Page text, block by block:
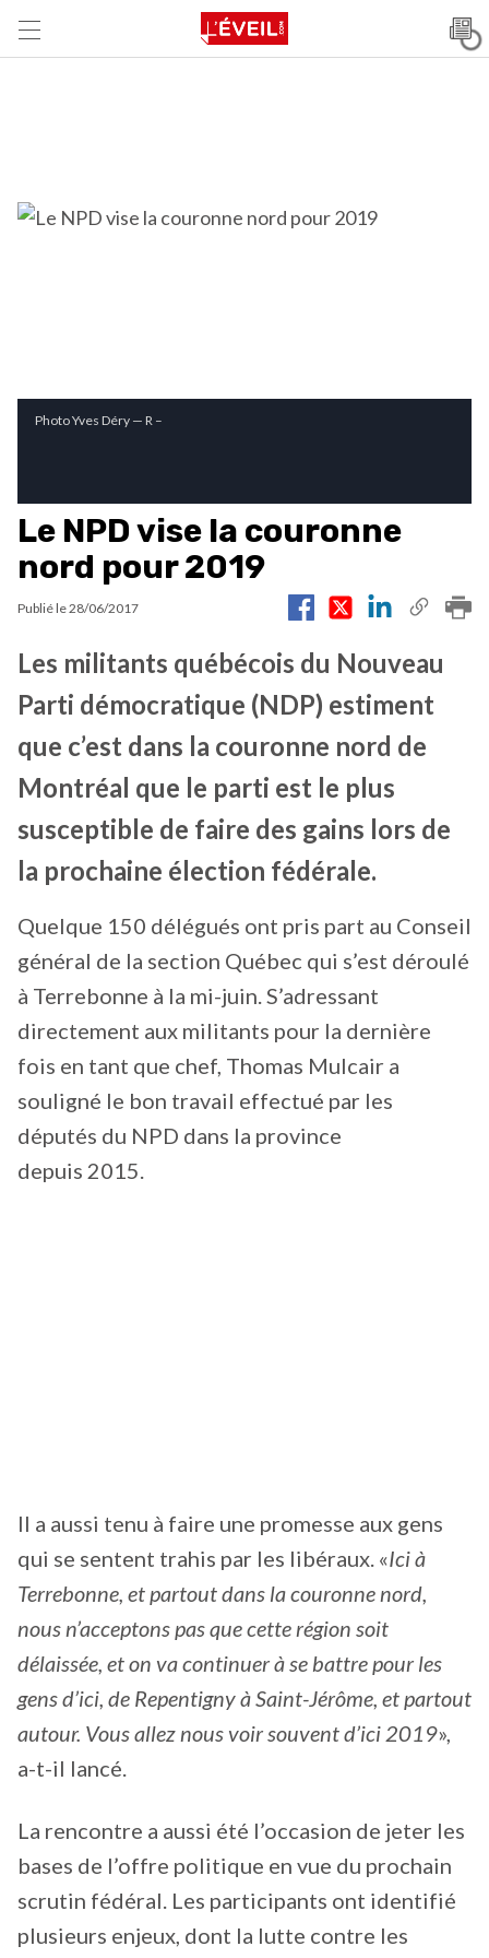
Photo Yves Déry — R –
Le NPD vise la couronne
nord pour 2019
Publié le28/06/2017
Les militants québécois du Nouveau
Parti démocratique (NDP) estiment
que c’est dans la couronne nord de
Montréal que le parti est le plus
susceptible de faire des gains lors de
la prochaine élection fédérale.
Quelque 150 délégués ont pris part au Conseil
général de la section Québec qui s’est déroulé
à Terrebonne à la mi-juin. S’adressant
directement aux militants pour la dernière
fois en tant que chef, Thomas Mulcair a
souligné le bon travail effectué par les
députés du NPD dans la province
depuis 2015.
Il a aussi tenu à faire une promesse aux gens
qui se sentent trahis par les libéraux. «Ici à
Terrebonne, et partout dans la couronne nord,
nous n’acceptons pas que cette région soit
délaissée, et on va continuer à se battre pour les
gens d’ici, de Repentigny à Saint-Jérôme, et partout
autour. Vous allez nous voir souvent d’ici 2019»,
a-t-il lancé.
La rencontre a aussi été l’occasion de jeter les
bases de l’offre politique en vue du prochain
scrutin fédéral. Les participants ont identifié
plusieurs enjeux, dont la lutte contre les